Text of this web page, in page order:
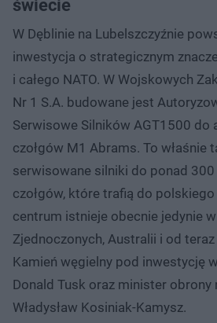
świecie
W Dęblinie na Lubelszczyźnie
inwestycja o strategicznym
i całego NATO. W Wojskowych
Nr 1 S.A. budowane jest
Serwisowe Silników AGT1500 do
czołgów M1 Abrams. To właśnie
serwisowane silniki do ponad
czołgów, które trafią do
centrum istnieje obecnie jedynie
Zjednoczonych, Australii i od
Kamień węgielny pod inwestycję
Donald Tusk oraz minister obrony
Władysław Kosiniak-Kamysz.